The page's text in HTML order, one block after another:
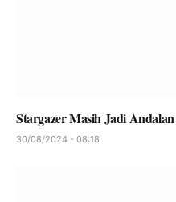
Stargazer Masih Jadi
30/08/2024 - 08:18